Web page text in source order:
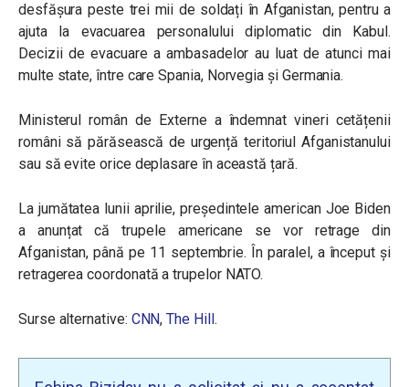
desfășura peste trei mii de soldați în Afganistan, pentru a
ajuta la evacuarea personalului diplomatic din Kabul.
Decizii de evacuare a ambasadelor au luat de atunci mai
multe state, între care Spania, Norvegia și Germania.
Ministerul român de Externe a îndemnat vineri cetățenii
români să părăsească de urgență teritoriul Afganistanului
sau să evite orice deplasare în această țară.
La jumătatea lunii aprilie, președintele american Joe Biden
a anunțat că trupele americane se vor retrage din
Afganistan, până pe 11 septembrie. În paralel, a început și
retragerea coordonată a trupelor NATO.
Surse alternative: CNN,The Hill.